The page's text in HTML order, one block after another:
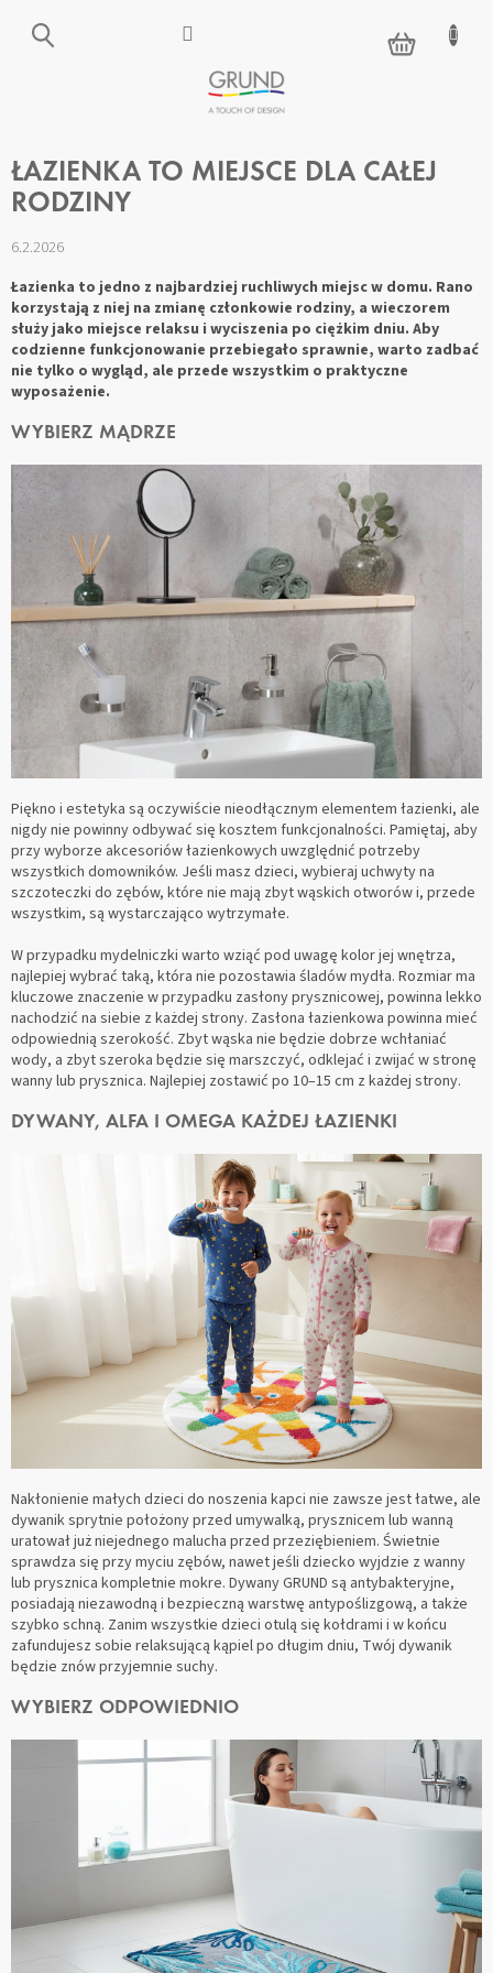
KOSZYK
ŁAZIENKA TO MIEJSCE DLA CAŁEJ
RODZINY
6.2.2026
Łazienka to jedno z najbardziej ruchliwych miejsc w domu. Rano
korzystają z niej na zmianę członkowie rodziny, a wieczorem
służy jako miejsce relaksu i wyciszenia po ciężkim dniu. Aby
codzienne funkcjonowanie przebiegało sprawnie, warto zadbać
nie tylko o wygląd, ale przede wszystkim o praktyczne
wyposażenie.
WYBIERZ MĄDRZE
Piękno i estetyka są oczywiście nieodłącznym elementem łazienki, ale
nigdy nie powinny odbywać się kosztem funkcjonalności. Pamiętaj, aby
przy wyborze akcesoriów łazienkowych uwzględnić potrzeby
wszystkich domowników. Jeśli masz dzieci, wybieraj uchwyty na
szczoteczki do zębów, które nie mają zbyt wąskich otworów i, przede
wszystkim, są wystarczająco wytrzymałe.
W przypadku mydelniczki warto wziąć pod uwagę kolor jej wnętrza,
najlepiej wybrać taką, która nie pozostawia śladów mydła. Rozmiar ma
kluczowe znaczenie w przypadku zasłony prysznicowej, powinna lekko
nachodzić na siebie z każdej strony. Zasłona łazienkowa powinna mieć
odpowiednią szerokość. Zbyt wąska nie będzie dobrze wchłaniać
wody, a zbyt szeroka będzie się marszczyć, odklejać i zwijać w stronę
wanny lub prysznica. Najlepiej zostawić po 10–15 cm z każdej strony.
DYWANY, ALFA I OMEGA KAŻDEJ ŁAZIENKI
Nakłonienie małych dzieci do noszenia kapci nie zawsze jest łatwe, ale
dywanik sprytnie położony przed umywalką, prysznicem lub wanną
uratował już niejednego malucha przed przeziębieniem. Świetnie
sprawdza się przy myciu zębów, nawet jeśli dziecko wyjdzie z wanny
lub prysznica kompletnie mokre. Dywany GRUND są antybakteryjne,
posiadają niezawodną i bezpieczną warstwę antypoślizgową, a także
szybko schną. Zanim wszystkie dzieci otulą się kołdrami i w końcu
zafundujesz sobie relaksującą kąpiel po długim dniu, Twój dywanik
będzie znów przyjemnie suchy.
WYBIERZ ODPOWIEDNIO